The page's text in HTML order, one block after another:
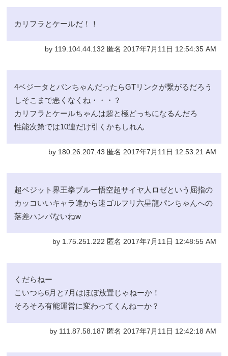
カリフラとケールだ！！
by 119.104.44.132 匿名 2017年7月11日 12:54:35 AM
4ベジータとパンちゃんだったらGTリンクが繋がるだろう
しそこまで悪くなくね・・・？
カリフラとケールちゃんは超と極どっちになるんだろ
性能次第では10連だけ引くかもしれん
by 180.26.207.43 匿名 2017年7月11日 12:53:21 AM
超ベジット界王拳ブルー悟空超サイヤ人ロゼという屈指の
カッコいいキャラ達から速ゴルフリ六星龍パンちゃんへの
落差ハンパないねw
by 1.75.251.222 匿名 2017年7月11日 12:48:55 AM
くだらねー
こいつら6月と7月はほぼ放置じゃねーか！
そろそろ有能運営に変わってくんねーか？
by 111.87.58.187 匿名 2017年7月11日 12:42:18 AM